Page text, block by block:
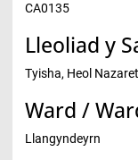
CA0135
Lleoliad y
Tyisha, Heol
Ward /
Llangyndeyrn